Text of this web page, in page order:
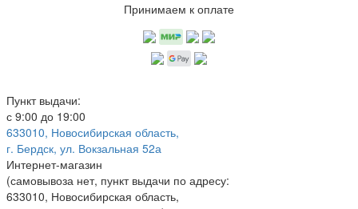
Принимаем к оплате
Пункт выдачи:
с 9:00 до 19:00
633010, Новосибирская область,
г. Бердск, ул. Вокзальная 52а
Интернет-магазин
(самовывоза нет, пункт выдачи по адресу:
633010, Новосибирская область,